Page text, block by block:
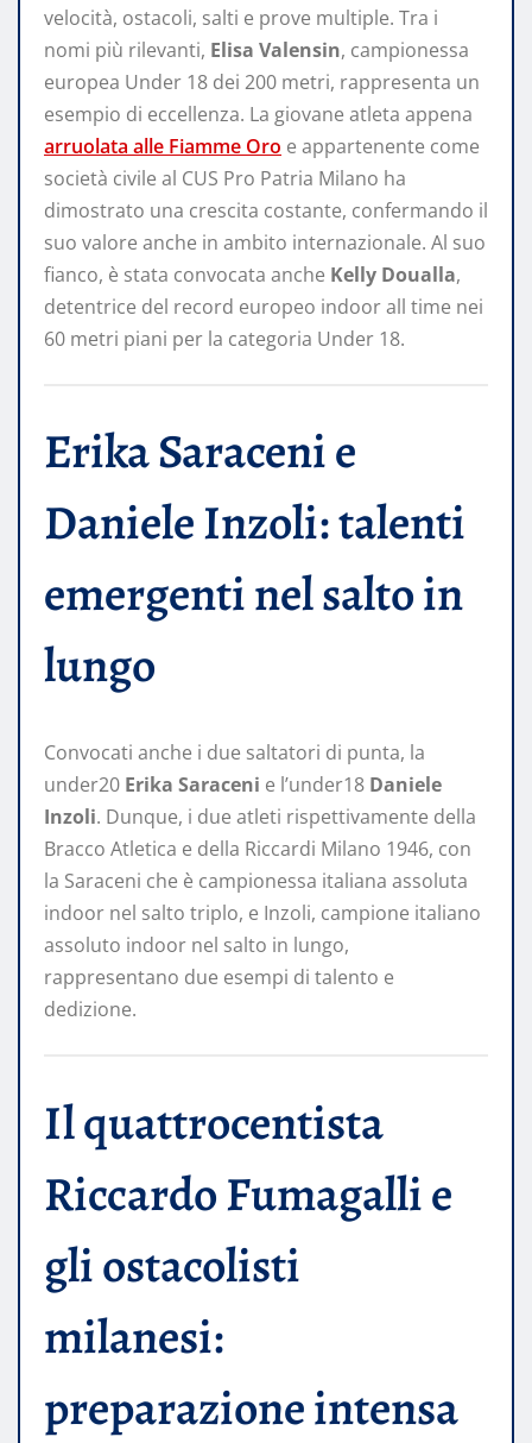
velocità, ostacoli, salti e prove multiple. Tra i
nomi più rilevanti, Elisa Valensin, campionessa
europea Under 18 dei 200 metri, rappresenta un
esempio di eccellenza. La giovane atleta appena
arruolata alle Fiamme Oro e appartenente come
società civile al CUS Pro Patria Milano ha
dimostrato una crescita costante, confermando il
suo valore anche in ambito internazionale. Al suo
fianco, è stata convocata anche Kelly Doualla,
detentrice del record europeo indoor all time nei
60 metri piani per la categoria Under 18.
Erika Saraceni e
Daniele Inzoli: talenti
emergenti nel salto in
lungo
Convocati anche i due saltatori di punta, la
under20 Erika Saraceni e l’under18 Daniele
Inzoli. Dunque, i due atleti rispettivamente della
Bracco Atletica e della Riccardi Milano 1946, con
la Saraceni che è campionessa italiana assoluta
indoor nel salto triplo, e Inzoli, campione italiano
assoluto indoor nel salto in lungo,
rappresentano due esempi di talento e
dedizione.
Il quattrocentista
Riccardo Fumagalli e
gli ostacolisti
milanesi:
preparazione intensa